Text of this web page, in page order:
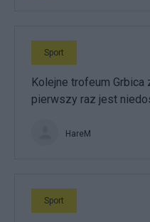
Sport
Kolejne trofeum
pierwszy raz jest
HareM
Sport